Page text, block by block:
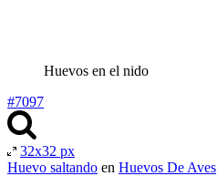
Huevos en el nido
#7097
32x32 px
Huevo saltando en Huevos De Aves